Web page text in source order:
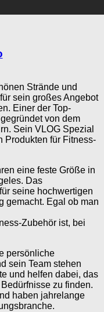
Strände und
sein großes Angebot
Einer der Top-
von dem
Sein VLOG Spezial
Produkten für Fitness-
eine feste Größe in
Das
seine hochwertigen
gemacht. Egal ob man
Zubehör ist, bei
persönliche
sein Team stehen
und helfen dabei, das
zu finden.
haben jahrelange